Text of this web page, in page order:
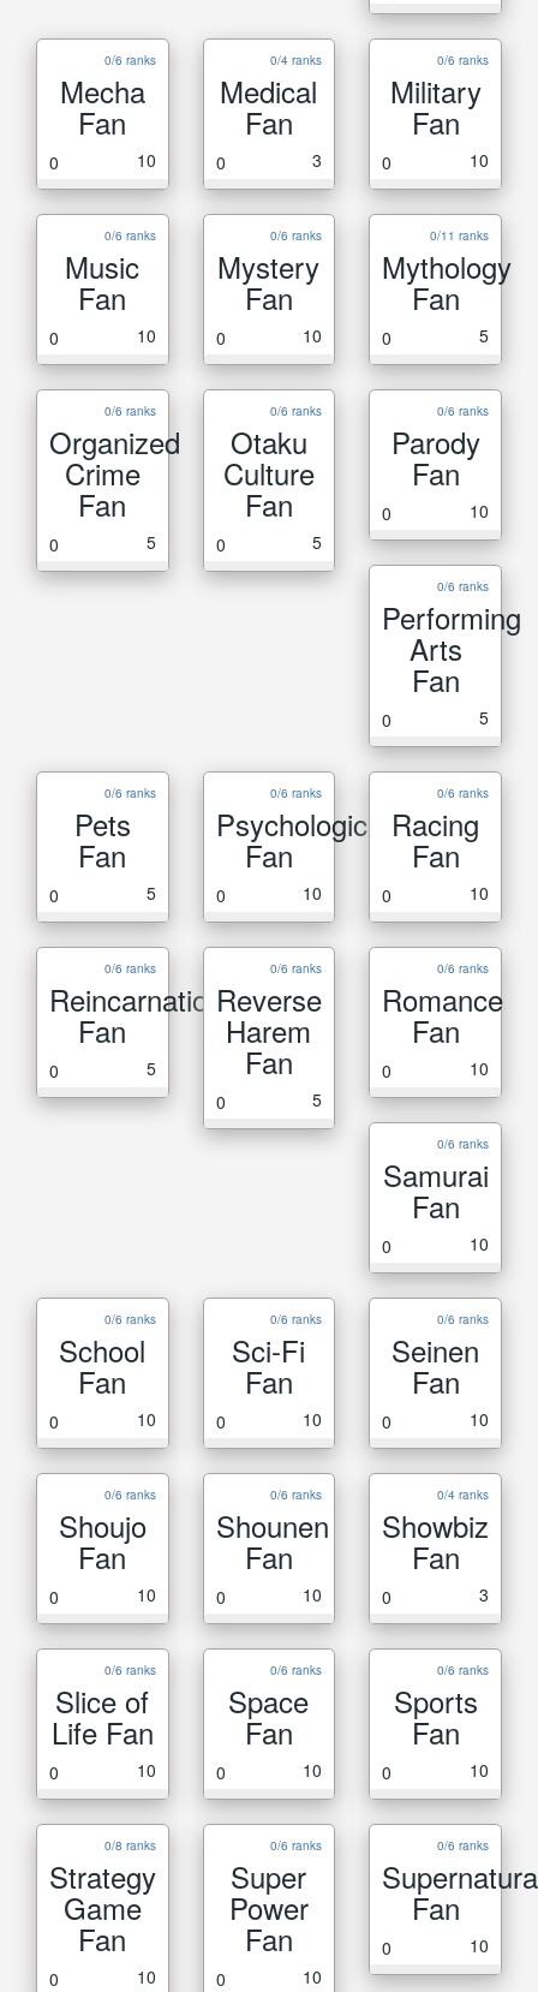
0/6 ranks
Mecha
Fan
0 10
0/4 ranks
Medical
Fan
0 3
0/6 ranks
Military
Fan
0 10
0/6 ranks
Music
Fan
0 10
0/6 ranks
Mystery
Fan
0 10
0/11 ranks
Mythology
Fan
0 5
0/6 ranks
Organized
Crime
Fan
0 5
0/6 ranks
Otaku
Culture
Fan
0 5
0/6 ranks
Parody
Fan
0 10
0/6 ranks
Performing
Arts
Fan
0 5
0/6 ranks
Pets
Fan
0 5
0/6 ranks
Psychological
Fan
0 10
0/6 ranks
Racing
Fan
0 10
0/6 ranks
Reincarnation
Fan
0 5
0/6 ranks
Reverse
Harem
Fan
0 5
0/6 ranks
Romance
Fan
0 10
0/6 ranks
Samurai
Fan
0 10
0/6 ranks
School
Fan
0 10
0/6 ranks
Sci-Fi
Fan
0 10
0/6 ranks
Seinen
Fan
0 10
0/6 ranks
Shoujo
Fan
0 10
0/6 ranks
Shounen
Fan
0 10
0/4 ranks
Showbiz
Fan
0 3
0/6 ranks
Slice of
Life Fan
0 10
0/6 ranks
Space
Fan
0 10
0/6 ranks
Sports
Fan
0 10
0/8 ranks
Strategy
Game
Fan
0 10
0/6 ranks
Super
Power
Fan
0 10
0/6 ranks
Fan
0 10